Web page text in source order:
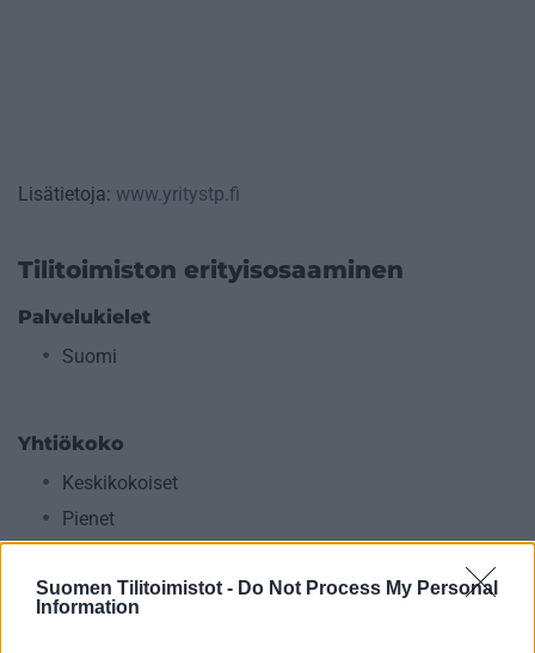
Suomen Tilitoimistot - Do Not Process My Personal
Information
Lisätietoja: www.yritystp.fi
Tilitoimiston erityisosaaminen
Palvelukielet
Suomi
Yhtiökoko
Keskikokoiset
Pienet